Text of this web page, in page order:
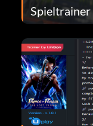
Spieltrainer